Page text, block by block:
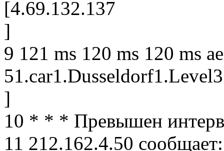
[4.69.132.137
]
9 121 ms 120 ms 120 ms
]
10 * * * Превышен
11 212.162.4.50